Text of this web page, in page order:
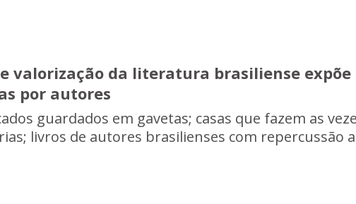
valorização da literatura brasiliense expõe
por autores
guardados em gavetas; casas que fazem as
livros de autores brasilienses com repercussão